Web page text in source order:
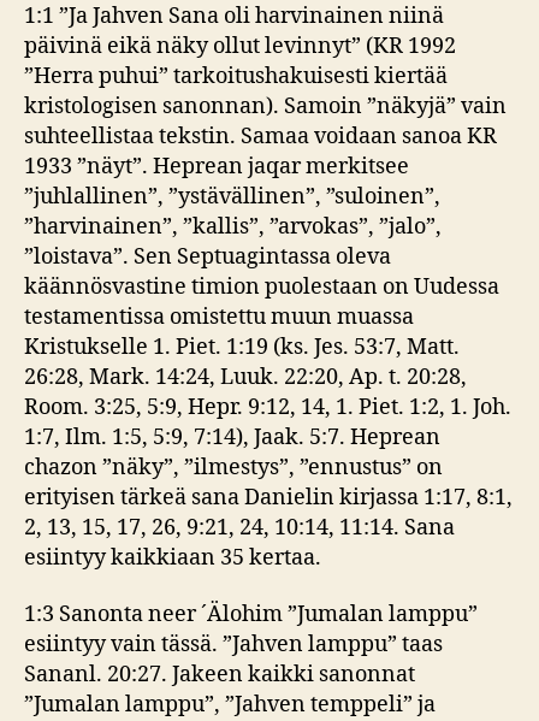
1:1 ”Ja Jahven Sana oli harvinainen niinä
päivinä eikä näky ollut levinnyt” (KR 1992
”Herra puhui” tarkoitushakuisesti kiertää
kristologisen sanonnan). Samoin ”näkyjä” vain
suhteellistaa tekstin. Samaa voidaan sanoa KR
1933 ”näyt”. Heprean jaqar merkitsee
”juhlallinen”, ”ystävällinen”, ”suloinen”,
”harvinainen”, ”kallis”, ”arvokas”, ”jalo”,
”loistava”. Sen Septuagintassa oleva
käännösvastine timion puolestaan on Uudessa
testamentissa omistettu muun muassa
Kristukselle 1. Piet. 1:19 (ks. Jes. 53:7, Matt.
26:28, Mark. 14:24, Luuk. 22:20, Ap. t. 20:28,
Room. 3:25, 5:9, Hepr. 9:12, 14, 1. Piet. 1:2, 1. Joh.
1:7, Ilm. 1:5, 5:9, 7:14), Jaak. 5:7. Heprean
chazon ”näky”, ”ilmestys”, ”ennustus” on
erityisen tärkeä sana Danielin kirjassa 1:17, 8:1,
2, 13, 15, 17, 26, 9:21, 24, 10:14, 11:14. Sana
esiintyy kaikkiaan 35 kertaa.
1:3 Sanonta neer ´Älohim ”Jumalan lamppu”
esiintyy vain tässä. ”Jahven lamppu” taas
Sananl. 20:27. Jakeen kaikki sanonnat
”Jumalan lamppu”, ”Jahven temppeli” ja